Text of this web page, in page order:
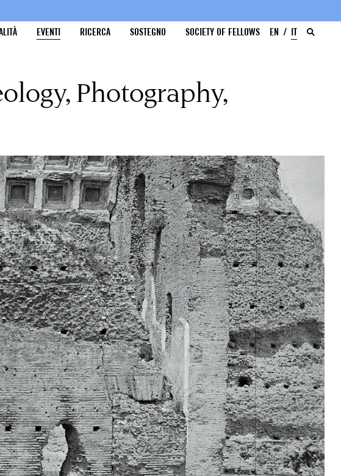
EVENTI RICERCA SOSTEGNO SOCIETY OF FELLOWS EN IT
Photography,